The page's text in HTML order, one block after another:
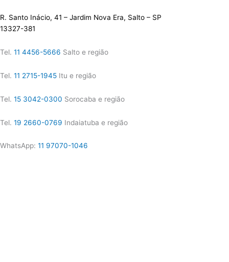
R. Santo Inácio, 41 – Jardim Nova Era, Salto – SP
13327-381
Tel. 11 4456-5666 Salto e região
Tel. 11 2715-1945 Itu e região
Tel. 15 3042-0300 Sorocaba e região
Tel. 19 2660-0769 Indaiatuba e região
WhatsApp: 11 97070-1046